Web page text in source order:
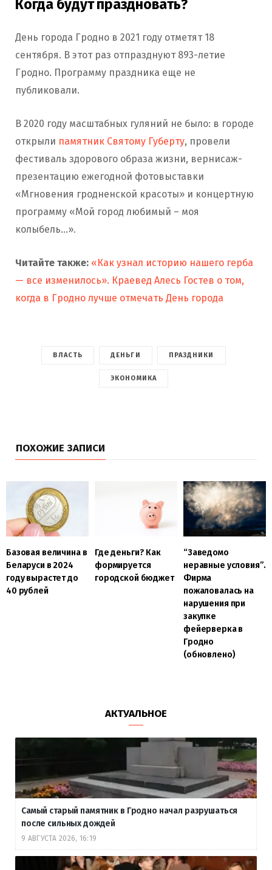
Когда будут праздновать?
День города Гродно в 2021 году отметят 18
сентября. В этот раз отпразднуют 893-летие
Гродно. Программу праздника еще не
публиковали.
В 2020 году масштабных гуляний не было: в городе
открыли памятник Cвятому Губерту, провели
фестиваль здорового образа жизни, вернисаж-
презентацию ежегодной фотовыставки
«Мгновения гродненской красоты» и концертную
программу «Мой город любимый – моя
колыбель…».
Читайте также: «Как узнал историю нашего герба
— все изменилось». Краевед Алесь Гостев о том,
когда в Гродно лучше отмечать День города
ВЛАСТЬ ДЕНЬГИ ПРАЗДНИКИ
ЭКОНОМИКА
ПОХОЖИЕ ЗАПИСИ
Базовая величина в
Беларуси в 2024
году вырастет до
40 рублей
Где деньги? Как
формируется
городской бюджет
“Заведомо
неравные условия”.
Фирма
пожаловалась на
нарушения при
закупке
фейерверка в
Гродно
(обновлено)
АКТУАЛЬНОЕ
Самый старый памятник в Гродно начал разрушаться
после сильных дождей
9 АВГУСТА 2026, 16:19